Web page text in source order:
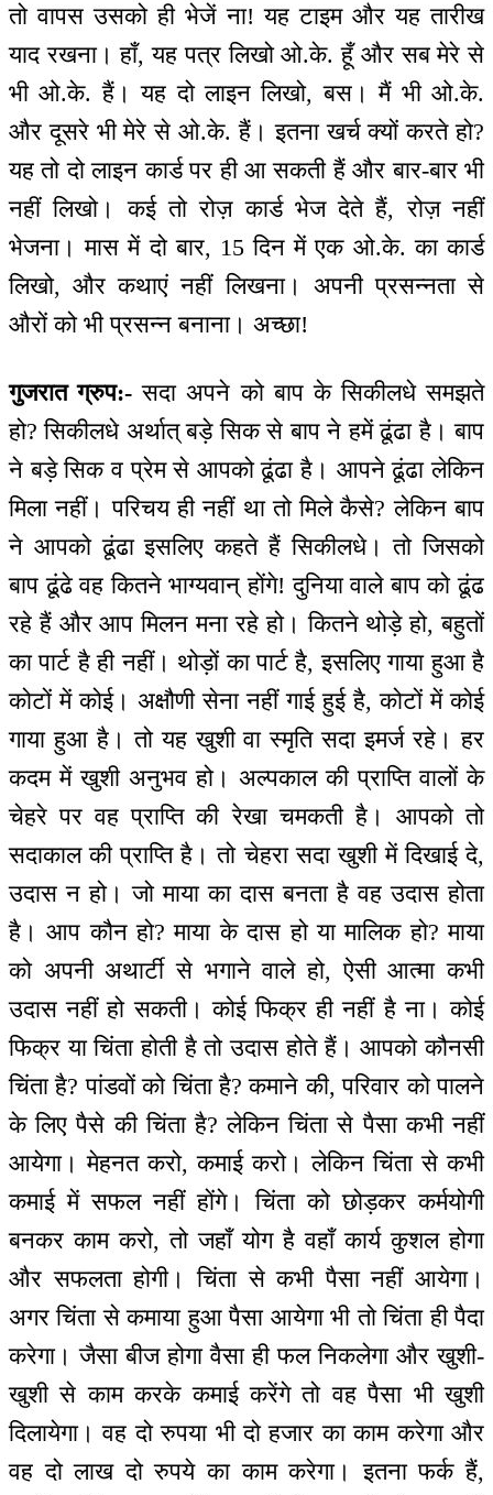
तो वापस उसको ही भेजें ना! यह टाइम और यह तारीख
याद रखना। हाँ, यह पत्र लिखो ओ.के. हूँ और सब मेरे से
भी ओ.के. हैं। यह दो लाइन लिखो, बस। मैं भी ओ.के.
और दूसरे भी मेरे से ओ.के. हैं। इतना खर्च क्यों करते हो?
यह तो दो लाइन कार्ड पर ही आ सकती हैं और बार-बार भी
नहीं लिखो। कई तो रोज़ कार्ड भेज देते हैं, रोज़ नहीं
भेजना। मास में दो बार, 15 दिन में एक ओ.के. का कार्ड
लिखो, और कथाएं नहीं लिखना। अपनी प्रसन्नता से
औरों को भी प्रसन्न बनाना। अच्छा!
गुजरात ग्रुप:- सदा अपने को बाप के सिकीलधे समझते
हो? सिकीलधे अर्थात् बड़े सिक से बाप ने हमें ढूंढा है। बाप
ने बड़े सिक व प्रेम से आपको ढूंढा है। आपने ढूंढा लेकिन
मिला नहीं। परिचय ही नहीं था तो मिले कैसे? लेकिन बाप
ने आपको ढूंढा इसलिए कहते हैं सिकीलधे। तो जिसको
बाप ढूंढे वह कितने भाग्यवान् होंगे! दुनिया वाले बाप को ढूंढ
रहे हैं और आप मिलन मना रहे हो। कितने थोड़े हो, बहुतों
का पार्ट है ही नहीं। थोड़ों का पार्ट है, इसलिए गाया हुआ है
कोटों में कोई। अक्षौणी सेना नहीं गाई हुई है, कोटों में कोई
गाया हुआ है। तो यह खुशी वा स्मृति सदा इमर्ज रहे। हर
कदम में खुशी अनुभव हो। अल्पकाल की प्राप्ति वालों के
चेहरे पर वह प्राप्ति की रेखा चमकती है। आपको तो
सदाकाल की प्राप्ति है। तो चेहरा सदा खुशी में दिखाई दे,
उदास न हो। जो माया का दास बनता है वह उदास होता
है। आप कौन हो? माया के दास हो या मालिक हो? माया
को अपनी अथार्टी से भगाने वाले हो, ऐसी आत्मा कभी
उदास नहीं हो सकती। कोई फिक्र ही नहीं है ना। कोई
फिक्र या चिंता होती है तो उदास होते हैं। आपको कौनसी
चिंता है? पांडवों को चिंता है? कमाने की, परिवार को पालने
के लिए पैसे की चिंता है? लेकिन चिंता से पैसा कभी नहीं
आयेगा। मेहनत करो, कमाई करो। लेकिन चिंता से कभी
कमाई में सफल नहीं होंगे। चिंता को छोड़कर कर्मयोगी
बनकर काम करो, तो जहाँ योग है वहाँ कार्य कुशल होगा
और सफलता होगी। चिंता से कभी पैसा नहीं आयेगा।
अगर चिंता से कमाया हुआ पैसा आयेगा भी तो चिंता ही पैदा
करेगा। जैसा बीज होगा वैसा ही फल निकलेगा और खुशी-
खुशी से काम करके कमाई करेंगे तो वह पैसा भी खुशी
दिलायेगा। वह दो रुपया भी दो हजार का काम करेगा और
वह दो लाख दो रुपये का काम करेगा। इतना फर्क हैं,